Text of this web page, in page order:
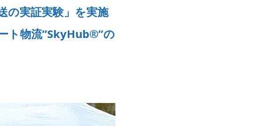
の実証実験」を実施
ト物流”SkyHub®”の